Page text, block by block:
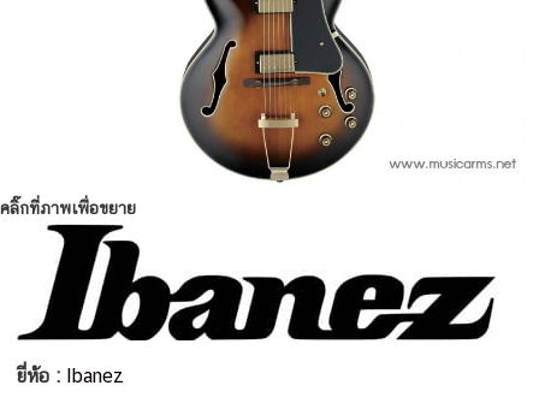
คลิ๊กที่ภาพเพื่อขยาย
ยี่ห้อ : Ibanez